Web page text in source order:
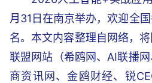
月31日在南京举办，欢迎全
名。本文内容整理自网络，
联盟网站（希鸥网、AI联播
商资讯网、金鸥财经、锐